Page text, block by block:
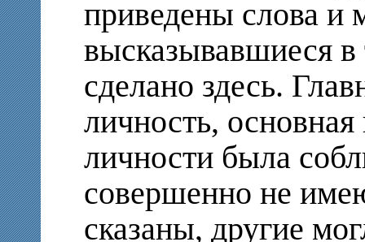
приведены слова и
высказывавшиеся в
сделано здесь.
личность, основная
личности была
совершенно не
сказаны, другие